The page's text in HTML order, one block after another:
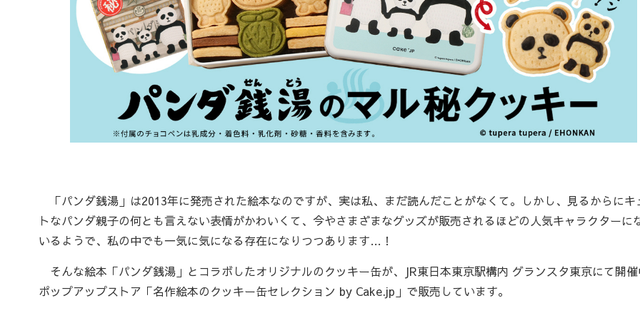
「パンダ銭湯」は2013年に発売された絵本なのですが、実は私、まだ読んだことがなくて。しかし、見るからにキ
トなパンダ親子の何とも言えない表情がかわいくて、今やさまざまなグッズが販売されるほどの人気キャラクターに
いるようで、私の中でも一気に気になる存在になりつつあります…！
そんな絵本「パンダ銭湯」とコラボしたオリジナルのクッキー缶が、JR東日本東京駅構内 グランスタ東京にて開
ポップアップストア「名作絵本のクッキー缶セレクション by Cake.jp」で販売しています。